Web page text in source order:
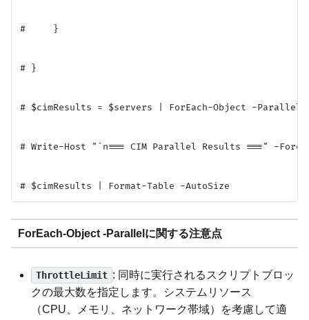
#     }
# }
# $cimResults = $servers | ForEach-Object -Parallel
# Write-Host "`n=== CIM Parallel Results ===" -
ForEach-Object -Parallelに関する注意点
ThrottleLimit : 同時に実行されるスクリプトブロッ
クの最大数を指定します。システムリソース
（CPU、メモリ、ネットワーク帯域）を考慮して適